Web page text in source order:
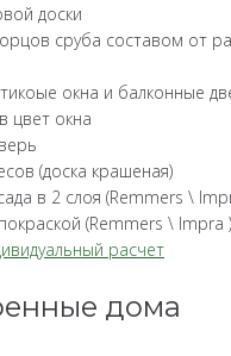
доски
сруба составом от
окна и балконные
цвет окна
(доска крашеная)
в 2 слоя (Remmers \
(Remmers \ Impra )
расчет
дома